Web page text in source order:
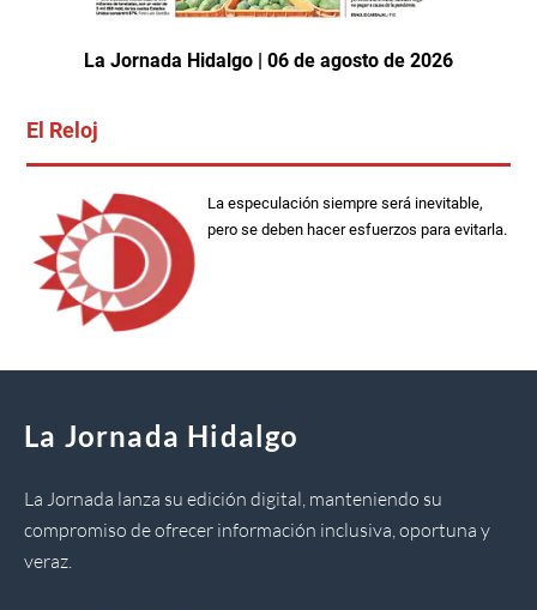
La Jornada Hidalgo | 06 de agosto de 2026
El Reloj
La especulación siempre será inevitable,
pero se deben hacer esfuerzos para evitarla.
La Jornada Hidalgo
La Jornada lanza su edición digital, manteniendo su
compromiso de ofrecer información inclusiva, oportuna y
veraz.